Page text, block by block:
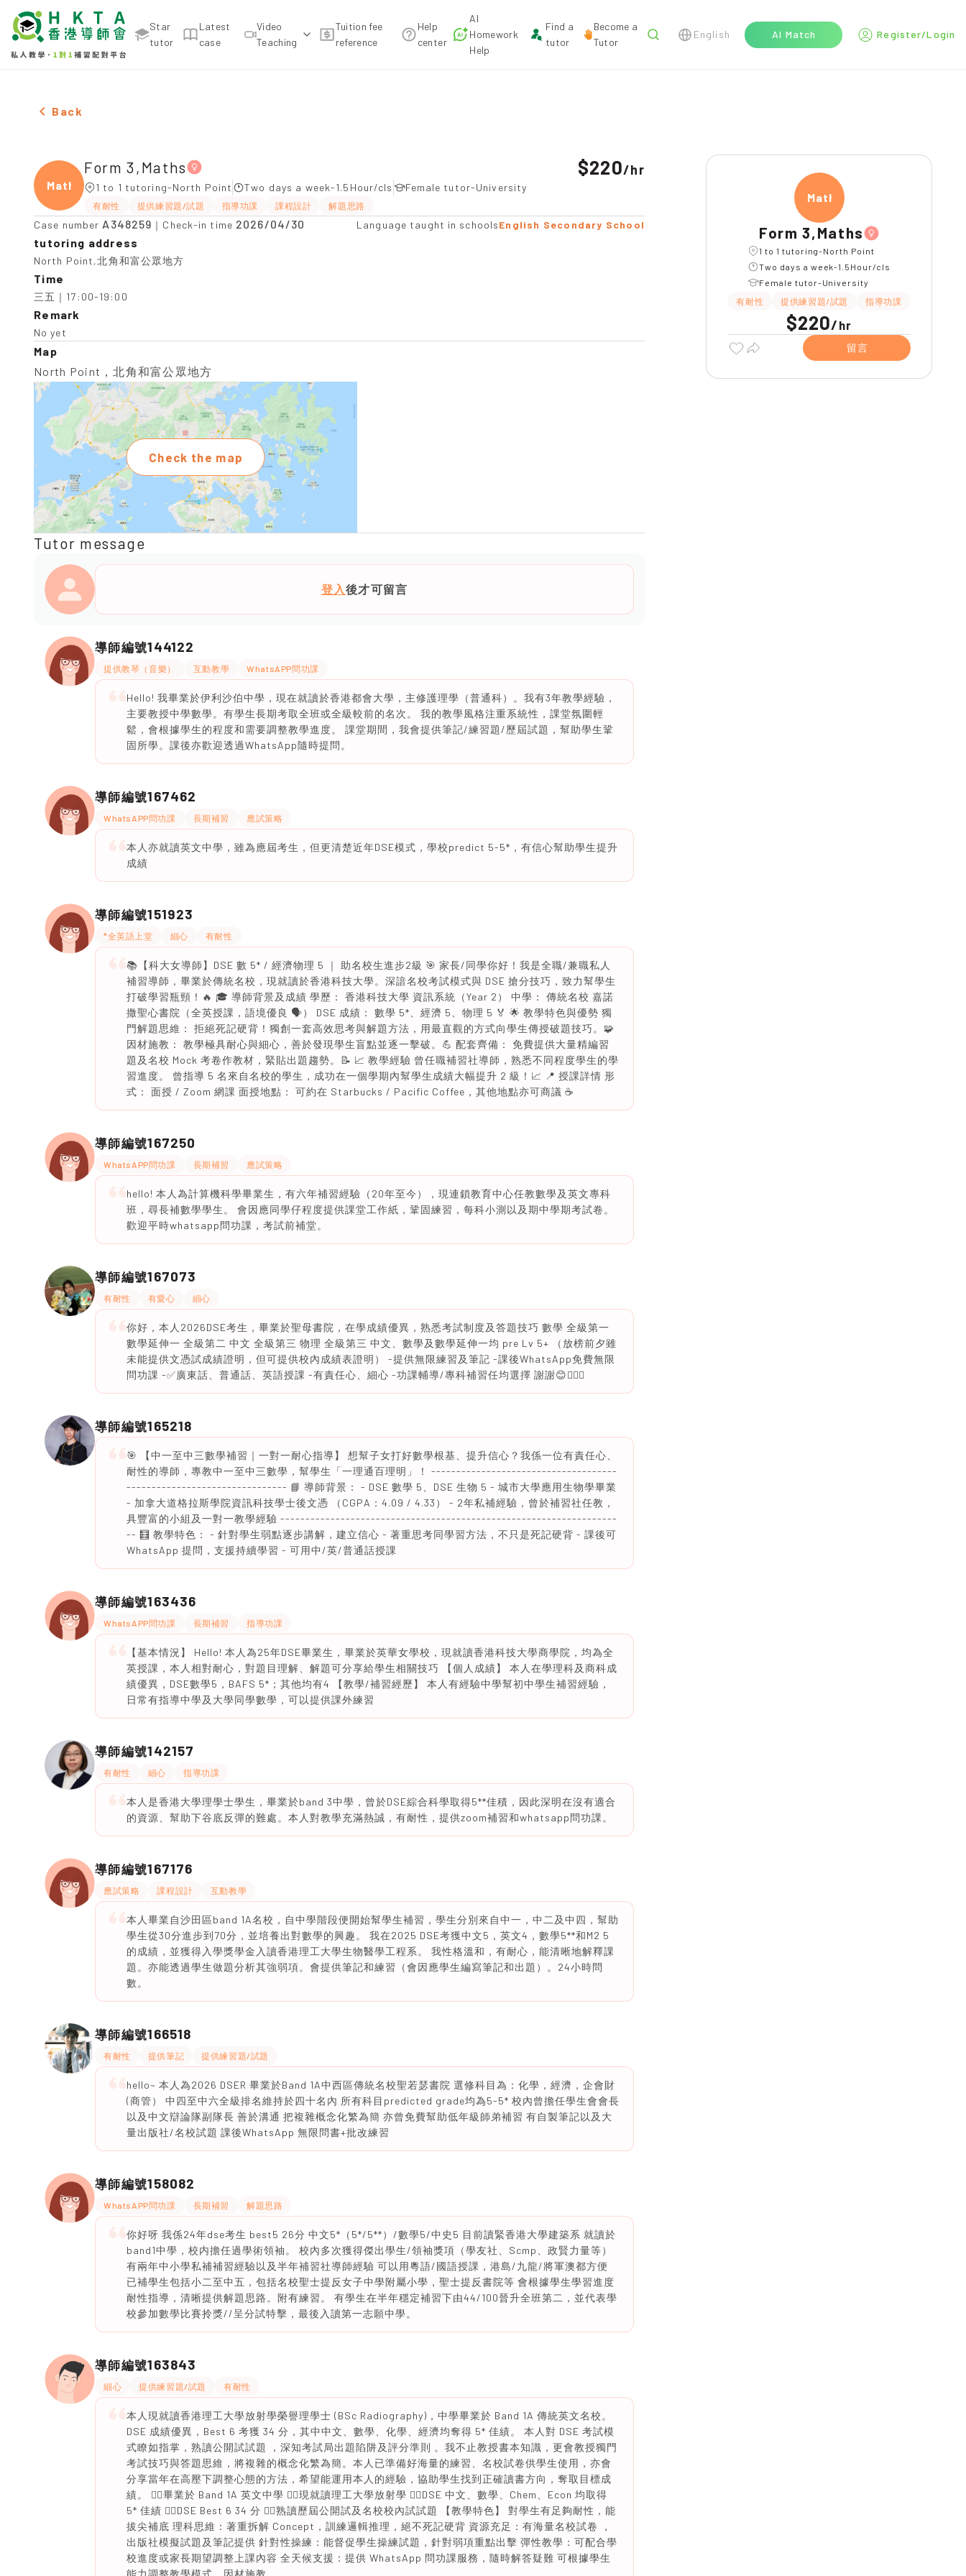
Star
tutor
Latest
case
Video
Teaching
Tuition fee
reference
Help
center
AI
Homework
Help
Find a
tutor
Become a
Tutor
English AI Match Register/Login
Female Form 3,Maths，North Point Tuition recommendation
Back
Maths
Form 3,Maths
1 to 1 tutoring-North Point Two days a week-1.5Hour/cls Female tutor-University
有耐性 提供練習題/試題 指導功課 課程設計 解題思路
$220/hr
Case number A348259 ｜Check-in time 2026/04/30 Language taught in schoolsEnglish Secondary School
tutoring address
North Point,北角和富公眾地方
Time
三五｜17:00-19:00
Remark
No yet
Map
North Point，北角和富公眾地方
Check the map
Tutor message
登入後才可留言
導師編號144122
提供教琴（音樂） 互動教學 WhatsAPP問功課
Hello! 我畢業於伊利沙伯中學，現在就讀於香港都會大學，主修護理學（普通科）。我有3年教學經驗，
主要教授中學數學。有學生長期考取全班或全級較前的名次。 我的教學風格注重系統性，課堂氛圍輕
鬆，會根據學生的程度和需要調整教學進度。 課堂期間，我會提供筆記/練習題/歷屆試題，幫助學生鞏
固所學。課後亦歡迎透過WhatsApp隨時提問。
導師編號167462
WhatsAPP問功課 長期補習 應試策略
本人亦就讀英文中學，雖為應屆考生，但更清楚近年DSE模式，學校predict 5-5*，有信心幫助學生提升
成績
導師編號151923
*全英語上堂 細心 有耐性
📚【科大女導師】DSE 數 5* / 經濟物理 5 ｜ 助名校生進步2級 🎯 家長/同學你好！我是全職/兼職私人
補習導師，畢業於傳統名校，現就讀於香港科技大學。深諳名校考試模式與 DSE 搶分技巧，致力幫學生
打破學習瓶頸！🔥 🎓 導師背景及成績 學歷： 香港科技大學 資訊系統（Year 2） 中學： 傳統名校 嘉諾
撒聖心書院（全英授課，語境優良 🗣️） DSE 成績： 數學 5*、經濟 5、物理 5 🏅 🌟 教學特色與優勢 獨
門解題思維： 拒絕死記硬背！獨創一套高效思考與解題方法，用最直觀的方式向學生傳授破題技巧。🧩
因材施教： 教學極具耐心與細心，善於發現學生盲點並逐一擊破。💪 配套齊備： 免費提供大量精編習
題及名校 Mock 考卷作教材，緊貼出題趨勢。📝 📈 教學經驗 曾任職補習社導師，熟悉不同程度學生的學
習進度。 曾指導 5 名來自名校的學生，成功在一個學期內幫學生成績大幅提升 2 級！📈 📍 授課詳情 形
式： 面授 / Zoom 網課 面授地點： 可約在 Starbucks / Pacific Coffee，其他地點亦可商議 ☕
導師編號167250
WhatsAPP問功課 長期補習 應試策略
hello! 本人為計算機科學畢業生，有六年補習經驗（20年至今），現連鎖教育中心任教數學及英文專科
班，尋長補數學學生。 會因應同學仔程度提供課堂工作紙，鞏固練習，每科小測以及期中學期考試卷。
歡迎平時whatsapp問功課，考試前補堂。
導師編號167073
有耐性 有愛心 細心
你好，本人2026DSE考生，畢業於聖母書院，在學成績優異，熟悉考試制度及答題技巧 數學 全級第一
數學延伸一 全級第二 中文 全級第三 物理 全級第三 中文、數學及數學延伸一均 pre Lv 5+ （放榜前夕雖
未能提供文憑試成績證明，但可提供校內成績表證明） -提供無限練習及筆記 -課後WhatsApp免費無限
問功課 -✅廣東話、普通話、英語授課 -有責任心、細心 -功課輔導/專科補習任均選擇 謝謝😊🙇🏻‍♀️
導師編號165218
🎯 【中一至中三數學補習｜一對一耐心指導】 想幫子女打好數學根基、提升信心？我係一位有責任心、
耐性的導師，專教中一至中三數學，幫學生「一理通百理明」！ -------------------------------------
-------------------------------- 📘 導師背景： - DSE 數學 5、DSE 生物 5 - 城市大學應用生物學畢業
- 加拿大道格拉斯學院資訊科技學士後文憑 （CGPA：4.09 / 4.33） - 2年私補經驗，曾於補習社任教，
具豐富的小組及一對一教學經驗 -------------------------------------------------------------------
-- 🧮 教學特色： - 針對學生弱點逐步講解，建立信心 - 著重思考同學習方法，不只是死記硬背 - 課後可
WhatsApp 提問，支援持續學習 - 可用中/英/普通話授課
導師編號163436
WhatsAPP問功課 長期補習 指導功課
【基本情況】 Hello! 本人為25年DSE畢業生，畢業於英華女學校，現就讀香港科技大學商學院，均為全
英授課，本人相對耐心，對題目理解、解題可分享給學生相關技巧 【個人成績】 本人在學理科及商科成
績優異，DSE數學5，BAFS 5*；其他均有4 【教學/補習經歷】 本人有經驗中學幫初中學生補習經驗，
日常有指導中學及大學同學數學，可以提供課外練習
導師編號142157
有耐性 細心 指導功課
本人是香港大學理學士學生，畢業於band 3中學，曾於DSE綜合科學取得5**佳積，因此深明在沒有適合
的資源、幫助下谷底反彈的難處。本人對教學充滿熱誠，有耐性，提供zoom補習和whatsapp問功課。
導師編號167176
應試策略 課程設計 互動教學
本人畢業自沙田區band 1A名校，自中學階段便開始幫學生補習，學生分別來自中一，中二及中四，幫助
學生從30分進步到70分，並培養出​對​數學的​興趣。 我在2025 DSE考獲中文5，英文4，數學5**和M2 5
的成績，並獲得入學獎學金入讀香港理工大學生物醫學工程系。 我性格溫和，有耐心，能清晰地解釋課
題。亦能透過學生做題分析其強弱項。會提供筆記和練習（會因應學生編寫筆記和出題）。24小時問
數。
導師編號166518
有耐性 提供筆記 提供練習題/試題
hello~ 本人為2026 DSER 畢業於Band 1A中西區傳統名校聖若瑟書院 選修科目為：化學，經濟，企會財
(商管） 中四至中六全級排名維持於四十名內 所有科目predicted grade均為5-5* 校內曾擔任學生會會長
以及中文辯論隊副隊長 善於溝通 把複雜概念化繁為簡 亦曾免費幫助低年級師弟補習 有自製筆記以及大
量出版社/名校試題 課後WhatsApp 無限問書+批改練習
導師編號158082
WhatsAPP問功課 長期補習 解題思路
你好呀 我係24年dse考生 best5 26分 中文5*（5*/5**）/數學5/中史5 目前讀緊香港大學建築系 就讀於
band1中學，校内擔任過學術領袖。 校內多次獲得傑出學生/領袖獎項（學友社、Scmp、政賢力量等）
有兩年中小學私補補習經驗以及半年補習社導師經驗 可以用粵語/國語授課，港島/九龍/將軍澳都方便
已補學生包括小二至中五，包括名校聖士提反女子中學附屬小學，聖士提反書院等 會根據學生學習進度
耐性指導，清晰提供解題思路。附有練習。 有學生在半年穩定補習下由44/100晉升全班第二，並代表學
校參加數學比賽拎獎//呈分試特擊，最後入讀第一志願中學。
導師編號163843
細心 提供練習題/試題 有耐性
本人現就讀香港理工大學放射學榮譽理學士 (BSc Radiography)，中學畢業於 Band 1A 傳統英文名校。
DSE 成績優異，Best 6 考獲 34 分，其中中文、數學、化學、經濟均奪得 5* 佳績。 本人對 DSE 考試模
式瞭如指掌，熟讀公開試試題 ，深知考試局出題陷阱及評分準則 。我不止教授書本知識，更會教授獨門
考試技巧與答題思維，將複雜的概念化繁為簡。本人已準備好海量的練習、名校試卷供學生使用，亦會
分享當年在高壓下調整心態的方法，希望能運用本人的經驗，協助學生找到正確讀書方向，奪取目標成
績。 ✍🏻畢業於 Band 1A 英文中學 ✍🏻現就讀理工大學放射學 ✍🏻DSE 中文、數學、Chem、Econ 均取得
5* 佳績 ✍🏻DSE Best 6 34 分 ✍🏻熟讀歷屆公開試及名校校內試試題 【教學特色】 對學生有足夠耐性，能
拔尖補底 理科思維：著重拆解 Concept，訓練邏輯推理，絕不死記硬背 資源充足：有海量名校試卷 ，
出版社模擬試題及筆記提供 針對性操練：能督促學生操練試題，針對弱項重點出擊 彈性教學：可配合學
校進度或家長期望調整上課內容 全天候支援：提供 WhatsApp 問功課服務，隨時解答疑難 可根據學生
能力調整教學模式，因材施教
Maths
Form 3,Maths
1 to 1 tutoring-North Point
Two days a week-1.5Hour/cls
Female tutor-University
有耐性
提供練習題/試題 指導功課
$220/ hr
留言